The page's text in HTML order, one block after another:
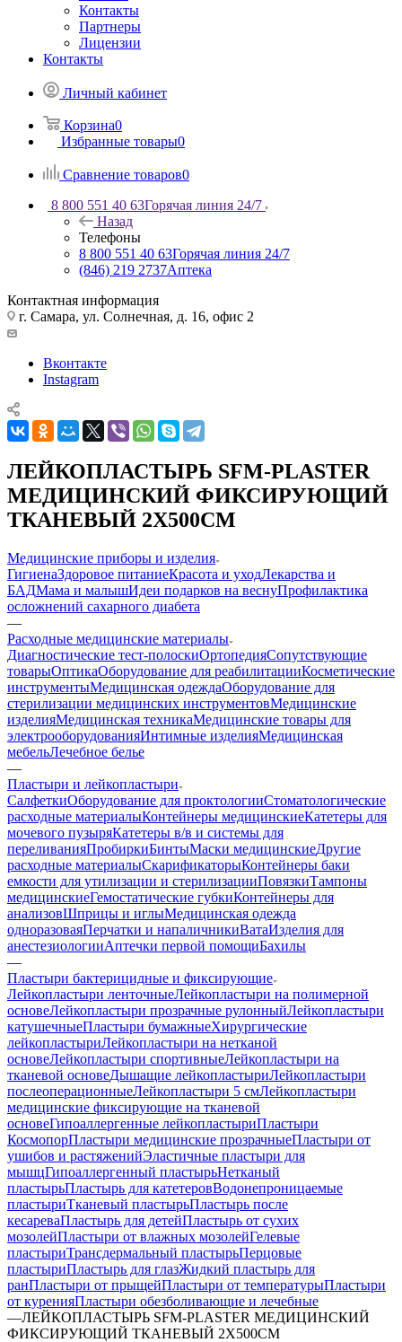
Контакты
Партнеры
Лицензии
Контакты
Личный кабинет
Корзина0
Избранные товары0
Сравнение товаров0
8 800 551 40 63Горячая линия 24/7
Назад
Телефоны
8 800 551 40 63Горячая линия 24/7
(846) 219 2737Аптека
Контактная информация
г. Самара, ул. Солнечная, д. 16, офис 2
Вконтакте
Instagram
ЛЕЙКОПЛАСТЫРЬ SFM-PLASTER
МЕДИЦИНСКИЙ ФИКСИРУЮЩИЙ
ТКАНЕВЫЙ 2X500СМ
Медицинские приборы и изделия
ГигиенаЗдоровое питаниеКрасота и уходЛекарства и
БАДМама и малышИдеи подарков на веснуПрофилактика
осложнений сахарного диабета
—
Расходные медицинские материалы
Диагностические тест-полоскиОртопедияСопутствующие
товарыОптикаОборудование для реабилитацииКосметические
инструментыМедицинская одеждаОборудование для
стерилизации медицинских инструментовМедицинские
изделияМедицинская техникаМедицинские товары для
электрооборудованияИнтимные изделияМедицинская
мебельЛечебное белье
—
Пластыри и лейкопластыри
СалфеткиОборудование для проктологииСтоматологические
расходные материалыКонтейнеры медицинскиеКатетеры для
мочевого пузыряКатетеры в/в и системы для
переливанияПробиркиБинтыМаски медицинскиеДругие
расходные материалыСкарификаторыКонтейнеры баки
емкости для утилизации и стерилизацииПовязкиТампоны
медицинскиеГемостатические губкиКонтейнеры для
анализовШприцы и иглыМедицинская одежда
одноразоваяПерчатки и напаличникиВатаИзделия для
анестезиологииАптечки первой помощиБахилы
—
Пластыри бактерицидные и фиксирующие
Лейкопластыри ленточныеЛейкопластыри на полимерной
основеЛейкопластыри прозрачные рулонныйЛейкопластыри
катушечныеПластыри бумажныеХирургические
лейкопластыриЛейкопластыри на нетканой
основеЛейкопластыри спортивныеЛейкопластыри на
тканевой основеДышащие лейкопластыриЛейкопластыри
послеоперационныеЛейкопластыри 5 смЛейкопластыри
медицинские фиксирующие на тканевой
основеГипоаллергенные лейкопластыриПластыри
КосмопорПластыри медицинские прозрачныеПластыри от
ушибов и растяженийЭластичные пластыри для
мышцГипоаллергенный пластырьНетканый
пластырьПластырь для катетеровВодонепроницаемые
пластыриТканевый пластырьПластырь после
кесареваПластырь для детейПластырь от сухих
мозолейПластыри от влажных мозолейГелевые
пластыриТрансдермальный пластырьПерцовые
пластыриПластырь для глазЖидкий пластырь для
ранПластыри от прыщейПластыри от температурыПластыри
от куренияПластыри обезболивающие и лечебные
—ЛЕЙКОПЛАСТЫРЬ SFM-PLASTER МЕДИЦИНСКИЙ
ФИКСИРУЮЩИЙ ТКАНЕВЫЙ 2X500СМ